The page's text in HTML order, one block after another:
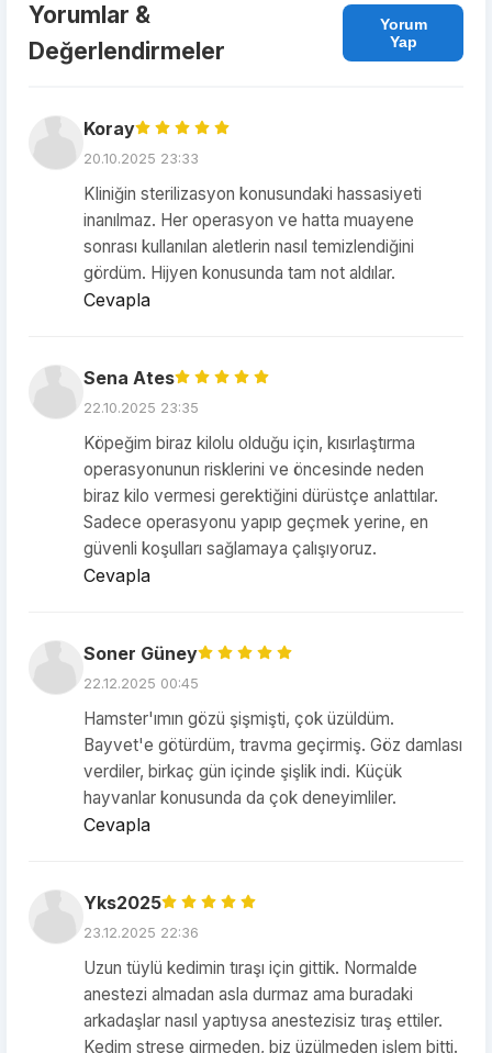
Yorumlar &
Değerlendirmeler
Yorum
Yap
Koray
20.10.2025 23:33
Kliniğin sterilizasyon konusundaki hassasiyeti
inanılmaz. Her operasyon ve hatta muayene
sonrası kullanılan aletlerin nasıl temizlendiğini
gördüm. Hijyen konusunda tam not aldılar.
Cevapla
Sena Ates
22.10.2025 23:35
Köpeğim biraz kilolu olduğu için, kısırlaştırma
operasyonunun risklerini ve öncesinde neden
biraz kilo vermesi gerektiğini dürüstçe anlattılar.
Sadece operasyonu yapıp geçmek yerine, en
güvenli koşulları sağlamaya çalışıyoruz.
Cevapla
Soner Güney
22.12.2025 00:45
Hamster'ımın gözü şişmişti, çok üzüldüm.
Bayvet'e götürdüm, travma geçirmiş. Göz damlası
verdiler, birkaç gün içinde şişlik indi. Küçük
hayvanlar konusunda da çok deneyimliler.
Cevapla
Yks2025
23.12.2025 22:36
Uzun tüylü kedimin tıraşı için gittik. Normalde
anestezi almadan asla durmaz ama buradaki
arkadaşlar nasıl yaptıysa anestezisiz tıraş ettiler.
Kedim strese girmeden, biz üzülmeden işlem bitti.